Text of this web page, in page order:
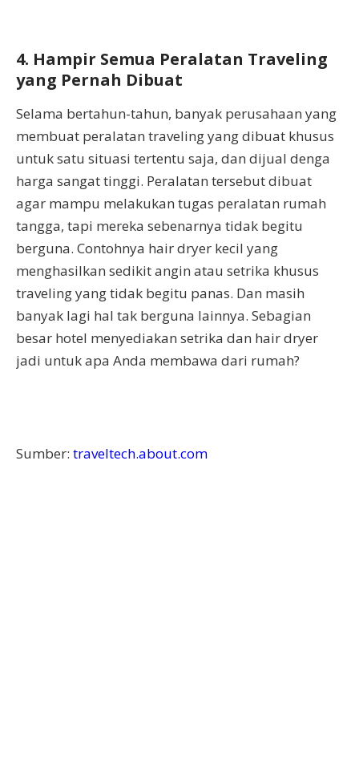
4. Hampir Semua Peralatan Traveling
yang Pernah Dibuat
Selama bertahun-tahun, banyak perusahaan yang
membuat peralatan traveling yang dibuat khusus
untuk satu situasi tertentu saja, dan dijual denga
harga sangat tinggi. Peralatan tersebut dibuat
agar mampu melakukan tugas peralatan rumah
tangga, tapi mereka sebenarnya tidak begitu
berguna. Contohnya hair dryer kecil yang
menghasilkan sedikit angin atau setrika khusus
traveling yang tidak begitu panas. Dan masih
banyak lagi hal tak berguna lainnya. Sebagian
besar hotel menyediakan setrika dan hair dryer
jadi untuk apa Anda membawa dari rumah?
Sumber: traveltech.about.com